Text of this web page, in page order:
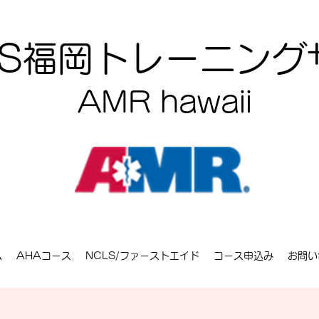
福岡トレーニング
AMR hawaii
AHAコース NCLS/ファーストエイド コース申込み お問